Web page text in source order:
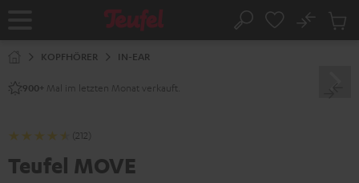
Startseite Suche
No
KOPFHÖRER IN-EAR
900+ Mal im letzten Monat verkauft.
(212)
Teufel MOVE